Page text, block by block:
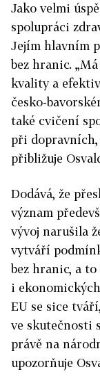
Jako velmi
spolupráci
Jejím hlavním
bez hranic.
kvality a
česko-
také cvičení
při
přibližuje
Dodává, že
význam
vývoj narušila
vytváří
bez hranic, a
i
EU se sice
ve skutečnosti
právě na
upozorňuje